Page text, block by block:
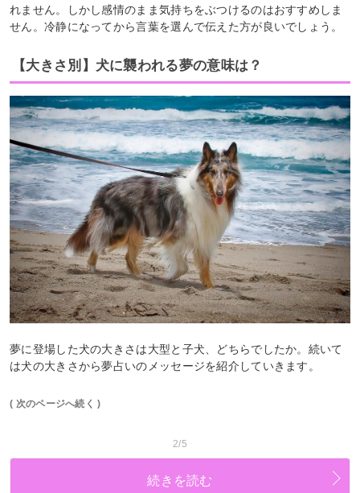
れません。しかし感情のまま気持ちをぶつけるのはおすすめしま
せん。冷静になってから言葉を選んで伝えた方が良いでしょう。
【大きさ別】犬に襲われる夢の意味は？
夢に登場した犬の大きさは大型と子犬、どちらでしたか。続いて
は犬の大きさから夢占いのメッセージを紹介していきます。
( 次のページへ続く )
2/5
続きを読む